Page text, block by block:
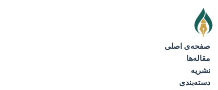
صفحه‌ی اصلی
مقاله‌ها
نشریه
دسته‌بندی